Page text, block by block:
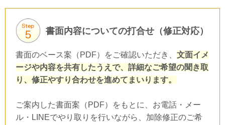
書面内容についての打合せ（修正対応）
書面のベース案（PDF）をご確認いただき、 文面イメ
ージや内容を共有したうえで、詳細なご希望の聞き取
り、修正やすり合わせを進めてまいります。
ご案内した書面案（PDF）をもとに、 お電話・メー
ル・LINEでやり取りを行いながら、加除修正のご希